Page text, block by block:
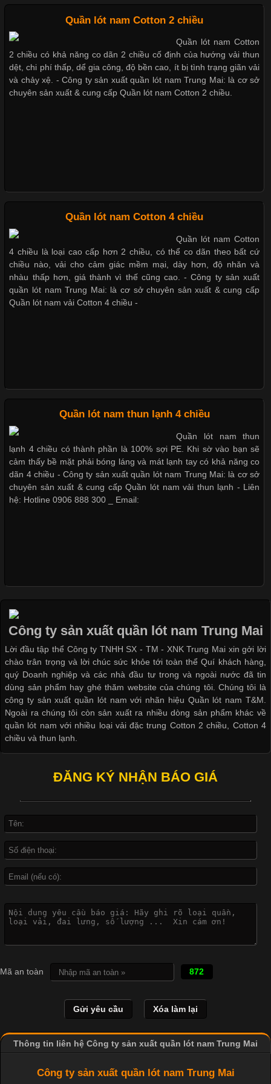
Chất Liệu Lycra Có Gì Đặc Biệt Trong Ngành Thời Trang?
Vải Lycra Là Gì? Chất Liệu Co Giãn Được Ưa Chuộng Trong
Chất Liệu Bamboo Xu Hướng Mới Trong Ngành Thời Trang
Cập nhật 2026-05-21 14:59:25
Trong những năm gần đây, vải Bamboo đang trở thành một
trong những chất liệu được yêu thích trong ngành thời trang
nhờ đặc tính mềm mại, thoáng khí và thân thiện với môi trường.
Không chỉ được ứng dụng trong quần áo thường ngày, loại vải
Cập nhật 2026-05-20 14:58:56
Vải thun là một trong những chất liệu được sử dụng rộng rãi
nhất trong ngành thời trang nhờ đặc tính co giãn, mềm mại và
thoải mái khi mặc. Từ áo thun, đồ thể thao cho đến đồ lót nam,
vải thun luôn đóng vai trò quan trọng trong quá trình sản xuất.
Hiện nay, nhu cầu tìm kiếm quần lót nam giá
Các Form Áo Thun Phổ Biến Hiện Nay Và Xu Hướng Trong
Ngành May Mặc Áo thun là một trong những trang phục quen
thuộc và được sử dụng phổ biến nhất hiện nay. Không chỉ đa
dạng về màu sắc hay chất liệu, áo thun còn có nhiều form dáng
khác nhau để phù hợp với từng phong cách thời trang và nhu
cầu
Khám Phá Áo Phông Trang Phục Phổ Biến Nhất Hiện Nay
Áo phông là một trong những trang phục phổ biến nhất trong
Không chỉ xuất hiện trong thời trang thường ngày, áo phông còn
được ứng dụng rộng rãi trong ngành sản xuất may mặc, đặc
Đại
Cập nhật 2026-04-21 15:41:03
In Chuyển Nhiệt Là Gì? Công Nghệ In Hiện Đại Trong Ngành
May Mặc Trong ngành in ấn và thời trang, in chuyển nhiệt đang
hình ảnh sắc nét và bền màu. Đặc biệt, kỹ thuật này được ứng
dụng rộng rãi trong sản xuất áo thun, đồ thể thao
Thị hiều quần lót nam bơi lội nam và nữ 2017
Mẫu quần lót nam giá rẻ sốt hè 2017
Những mẩu quần lót nam thông dụng hiện nay
Bộ sưu tập quần lót nam Boxer TpHCM
Dễ chịu hơn với quần lót nam giá rẻ vải Cotton 4 chiều
Quần lót nam Cotton 2 chiều
Quần lót nam Cotton
2 chiều có khả năng co dãn 2 chiều cố định của hướng vải thun
dệt, chi phí thấp, dể gia công, độ bền cao, ít bị tình trạng giãn vải
và chảy xệ. - Công ty sản xuất quần lót nam Trung Mai: là cơ sở
chuyên sản xuất & cung cấp Quần lót nam Cotton 2 chiều.
Quần lót nam Cotton 4 chiều
Quần lót nam Cotton
4 chiều là loại cao cấp hơn 2 chiều, có thể co dãn theo bất cứ
chiều nào, vải cho cảm giác mềm mại, dày hơn, độ nhăn và
nhàu thấp hơn, giá thành vì thế cũng cao. - Công ty sản xuất
quần lót nam Trung Mai: là cơ sở chuyên sản xuất & cung cấp
Quần lót nam vải Cotton 4 chiều -
Quần lót nam thun lạnh 4 chiều
Quần lót nam thun
lạnh 4 chiều có thành phần là 100% sợi PE. Khi sờ vào bạn sẽ
cảm thấy bề mặt phải bóng láng và mát lạnh tay có khả năng co
dãn 4 chiều - Công ty sản xuất quần lót nam Trung Mai: là cơ sở
chuyên sản xuất & cung cấp Quần lót nam vải thun lạnh - Liên
hệ: Hotline 0906 888 300 _ Email:
Công ty sản xuất quần lót nam Trung Mai
Lời đầu tập thể Công ty TNHH SX - TM - XNK Trung Mai xin gởi lời
chào trân trọng và lời chúc sức khỏe tới toàn thể Quí khách hàng,
quý Doanh nghiệp và các nhà đầu tư trong và ngoài nước đã tin
dùng sản phẩm hay ghé thăm website của chúng tôi. Chúng tôi là
công ty sản xuất quần lót nam với nhãn hiệu Quần lót nam T&M.
Ngoài ra chúng tôi còn sản xuất ra nhiều dòng sản phẩm khác về
quần lót nam với nhiều loại vải đặc trung Cotton 2 chiều, Cotton 4
chiều và thun lạnh.
ĐĂNG KÝ NHẬN BÁO GIÁ
Mã an toàn 872
Thông tin liên hệ Công ty sản xuất quần lót nam Trung Mai
Công ty sản xuất quần lót nam Trung Mai